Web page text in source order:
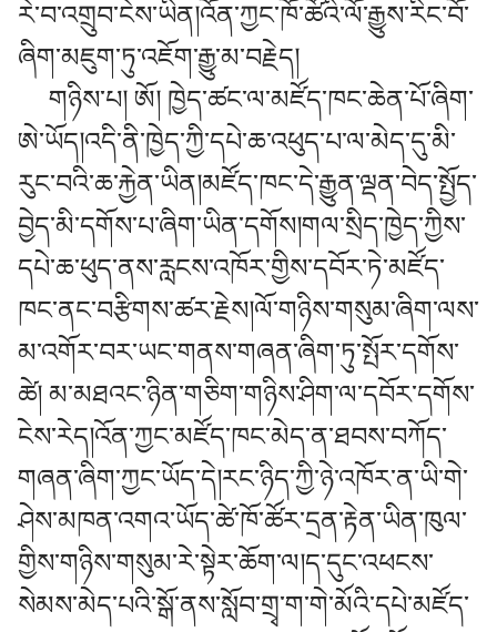
རེ་བ་འགྲུབ་ངེས་ཡིན།འོན་ཀྱང་ཁོ་ཚོའི་ལོ་རྒྱུས་རིང་བོ་
ཞིག་མཇུག་ཏུ་འཇོག་རྒྱུ་མ་བརྗེད།
གཉིས་པ། ཨོ། ཁྱེད་ཚང་ལ་མཛོད་ཁང་ཆེན་པོ་ཞིག་
ཨེ་ཡོད།འདི་ནི་ཁྱེད་ཀྱི་དཔེ་ཆ་འཕུད་པ་ལ་མེད་དུ་མི་
རུང་བའི་ཆ་རྐྱེན་ཡིན།མཛོད་ཁང་དེ་རྒྱུན་ལྡན་བེད་སྤྱོད་
བྱེད་མི་དགོས་པ་ཞིག་ཡིན་དགོས།གལ་སྲིད་ཁྱེད་ཀྱིས་
དཔེ་ཆ་ཕུད་ནས་རླངས་འཁོར་གྱིས་དབོར་ཏེ་མཛོད་
ཁང་ནང་བརྩིགས་ཚར་རྗེས།ལོ་གཉིས་གསུམ་ཞིག་ལས་
མ་འགོར་བར་ཡང་གནས་གཞན་ཞིག་ཏུ་སྤོར་དགོས་
ཚེ། མ་མཐའང་ཉིན་གཅིག་གཉིས་ཤིག་ལ་དབོར་དགོས་
ངེས་རེད།འོན་ཀྱང་མཛོད་ཁང་མེད་ན་ཐབས་བཀོད་
གཞན་ཞིག་ཀྱང་ཡོད་དེ།རང་ཉིད་ཀྱི་ཉེ་འཁོར་ན་ཡི་གེ་
ཤེས་མཁན་འགའ་ཡོད་ཚེ་ཁོ་ཚོར་དྲན་རྟེན་ཡིན་ཁུལ་
གྱིས་གཉིས་གསུམ་རེ་སྟེར་ཆོག་ལ།ད་དུང་འཕངས་
སེམས་མེད་པའི་སྒོ་ནས་སློབ་གྲྭ་ག་གེ་མོའི་དཔེ་མཛོད་